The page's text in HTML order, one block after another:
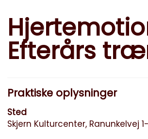
Efterårs
Praktiske oplysninger
Sted
Skjern Kulturcenter, Ranunkelvej